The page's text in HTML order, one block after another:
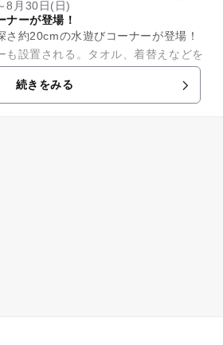
8月30日(日)
ナーが登場！
さ約20cmの水遊びコーナーが登場！
も設置される。タオル、着替えなどを
続きをみる